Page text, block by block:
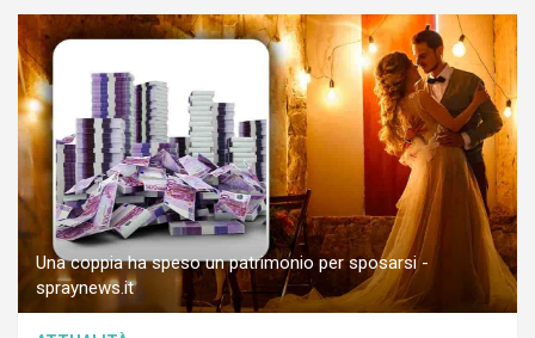
Una coppia ha speso un patrimonio per sposarsi -
spraynews.it